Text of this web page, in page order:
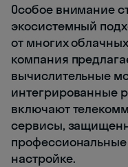
Особое внимание
экосистемный
от многих
компания
вычислительные
интегрированные
включают
сервисы,
настройке.